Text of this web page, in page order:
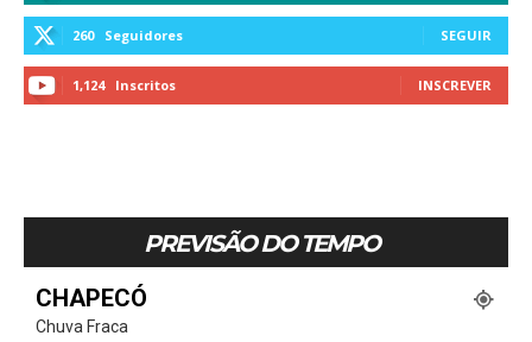
260 Seguidores SEGUIR
1,124 Inscritos INSCREVER
PREVISÃO DO TEMPO
CHAPECÓ
Chuva Fraca